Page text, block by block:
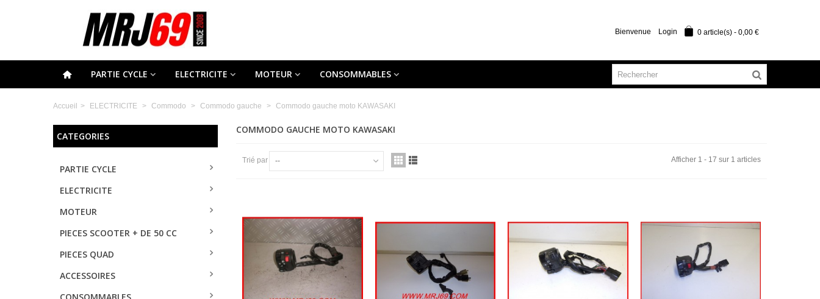
0 article(s) - 0,00 €
Login
Bienvenue
PARTIE CYCLE ELECTRICITE MOTEUR CONSOMMABLES
Accueil > ELECTRICITE > Commodo > Commodo gauche > Commodo gauche moto KAWASAKI
CATEGORIES
PARTIE CYCLE
ELECTRICITE
MOTEUR
PIECES SCOOTER + DE 50 CC
PIECES QUAD
ACCESSOIRES
COMMODO GAUCHE MOTO KAWASAKI
Trié par -- Afficher 1 - 17 sur 1 articles